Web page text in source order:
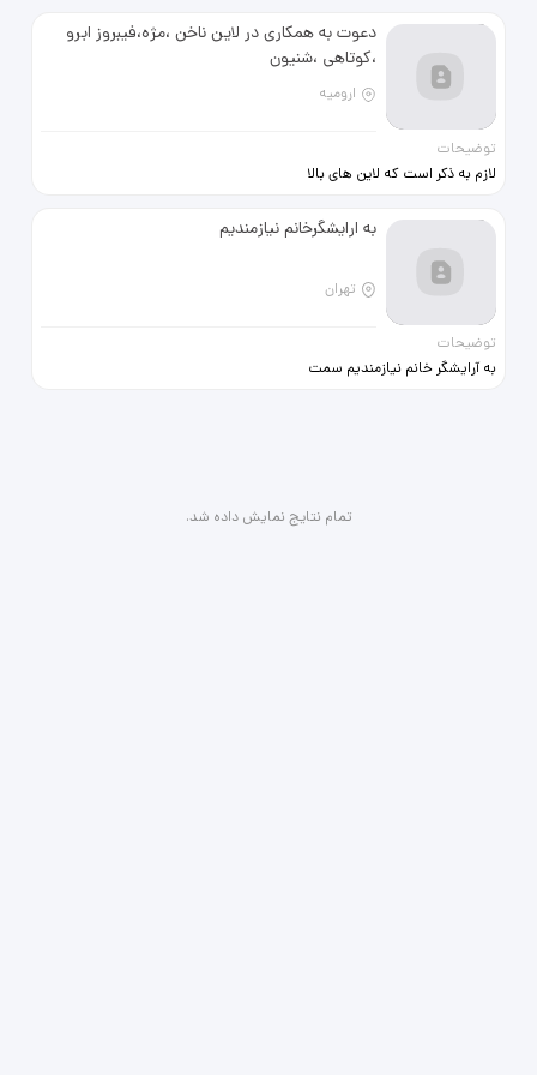
دعوت به همکاری در لاین ناخن ،مژه،فیبروز ابرو
،کوتاهی ،شنیون
ارومیه
توضیحات
لازم به ذکر است که لاین های بالا
به ارایشگرخانم نیازمندیم
تهران
توضیحات
به آرایشگر خانم نیازمندیم سمت
تمام نتایج نمایش داده شد.